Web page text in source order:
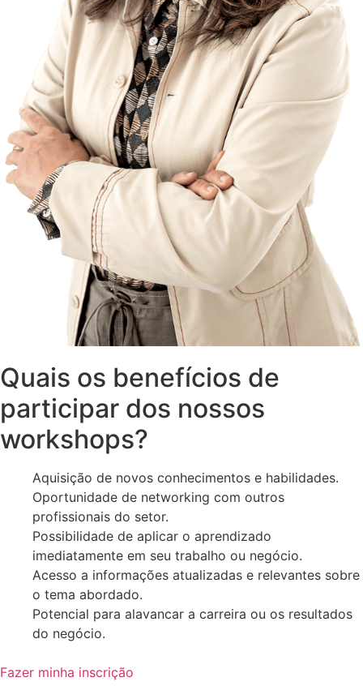
Quais os benefícios de
participar dos nossos
workshops?
Aquisição de novos conhecimentos e habilidades.
Oportunidade de networking com outros
profissionais do setor.
Possibilidade de aplicar o aprendizado
imediatamente em seu trabalho ou negócio.
Acesso a informações atualizadas e relevantes sobre
o tema abordado.
Potencial para alavancar a carreira ou os resultados
do negócio.
Fazer minha inscrição